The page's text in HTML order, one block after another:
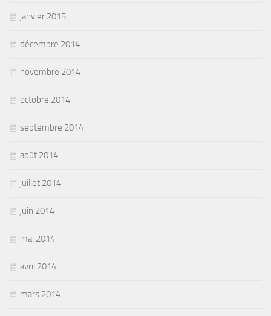
janvier 2015
décembre 2014
novembre 2014
octobre 2014
septembre 2014
août 2014
juillet 2014
juin 2014
mai 2014
avril 2014
mars 2014